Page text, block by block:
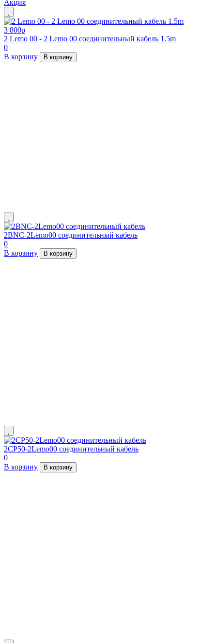
Акция
3 800p
2 Lemo 00 - 2 Lemo 00 соединительный кабель 1.5m
0
В корзину
В корзину
2BNC-2Lemo00 соединительный кабель
0
В корзину
В корзину
2СР50-2Lemo00 соединительный кабель
0
В корзину
В корзину